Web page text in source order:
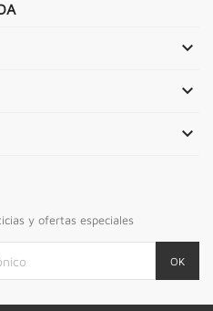



y ofertas especiales